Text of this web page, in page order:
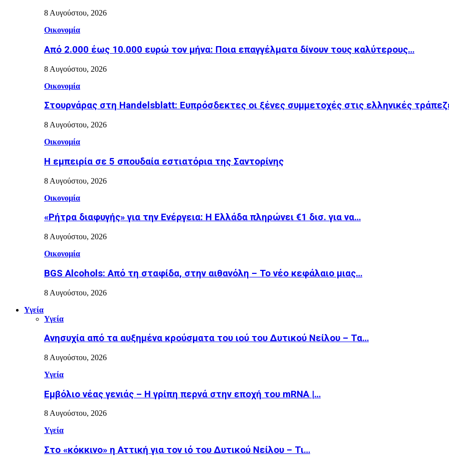
8 Αυγούστου, 2026
Οικονομία
Από 2.000 έως 10.000 ευρώ τον μήνα: Ποια επαγγέλματα δίνουν τους καλύτερους…
8 Αυγούστου, 2026
Οικονομία
Στουρνάρας στη Handelsblatt: Ευπρόσδεκτες οι ξένες συμμετοχές στις ελληνικές
8 Αυγούστου, 2026
Οικονομία
Η εμπειρία σε 5 σπουδαία εστιατόρια της Σαντορίνης
8 Αυγούστου, 2026
Οικονομία
«Ρήτρα διαφυγής» για την Ενέργεια: Η Ελλάδα πληρώνει €1 δισ. για να…
8 Αυγούστου, 2026
Οικονομία
BGS Alcohols: Από τη σταφίδα, στην αιθανόλη – Το νέο κεφάλαιο μιας…
8 Αυγούστου, 2026
Υγεία
Υγεία
Ανησυχία από τα αυξημένα κρούσματα του ιού του Δυτικού Νείλου – Τα…
8 Αυγούστου, 2026
Υγεία
Εµβόλιο νέας γενιάς – Η γρίπη περνά στην εποχή του mRNA |…
8 Αυγούστου, 2026
Υγεία
Στο «κόκκινο» η Αττική για τον ιό του Δυτικού Νείλου – Τι…